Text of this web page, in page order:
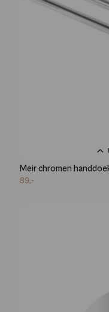
Meir chromen
89,-